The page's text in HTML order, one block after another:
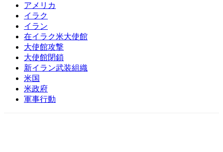
アメリカ
イラク
イラン
在イラク米大使館
大使館攻撃
大使館閉鎖
新イラン武装組織
米国
米政府
軍事行動